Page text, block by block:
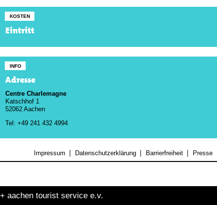
KOSTEN
Eintritt
INFO
Adresse
Centre Charlemagne
Katschhof 1
52062 Aachen
Tel: +49 241 432 4994
Impressum Datenschutzerklärung Barrierfreiheit Presse
+ aachen tourist service e.v.